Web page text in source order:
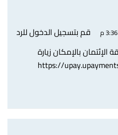
قم بتسجيل الدخول للرد
بالإمكان زيارة
https://